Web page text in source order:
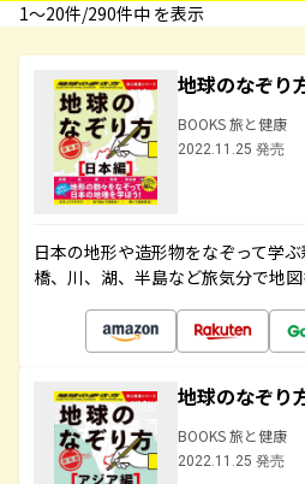
1〜20件/290件中 を表示
地球のなぞ
BOOKS 旅と健康
2022.11.25 発売
日本の地形や造形物をなぞって学
橋、川、湖、半島など旅気分で地
地球のなぞ
BOOKS 旅と健康
2022.11.25 発売